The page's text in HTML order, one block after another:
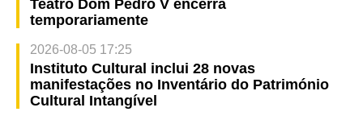
Teatro Dom Pedro V encerra
temporariamente
2026-08-05 17:25
Instituto Cultural inclui 28 novas
manifestações no Inventário do Património
Cultural Intangível